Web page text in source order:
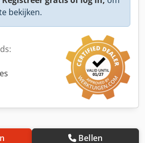
bekijken.
Bellen